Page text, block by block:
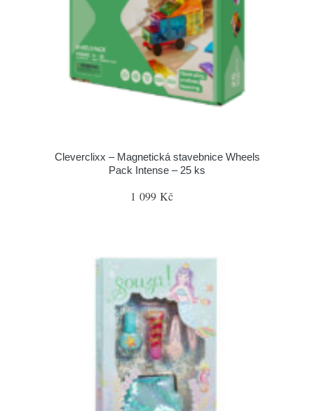
Cleverclixx – Magnetická stavebnice Wheels
Pack Intense – 25 ks
1 099 Kč